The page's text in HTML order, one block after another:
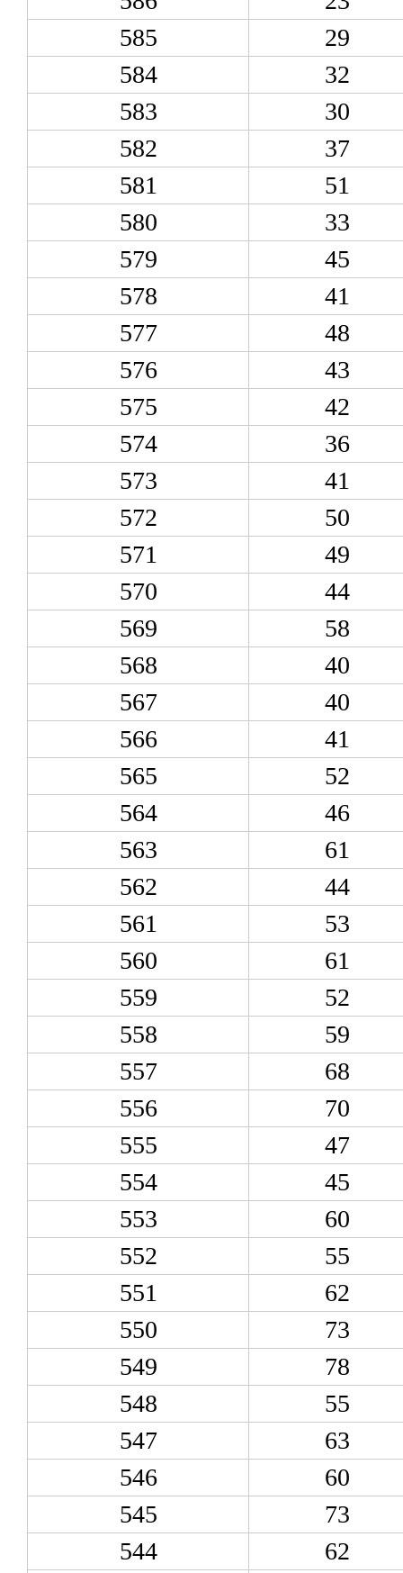
585
29
584
32
583
30
582
37
581
51
580
33
579
45
578
41
577
48
576
43
575
42
574
36
573
41
572
50
571
49
570
44
569
58
568
40
567
40
566
41
565
52
564
46
563
61
562
44
561
53
560
61
559
52
558
59
557
68
556
70
555
47
554
45
553
60
552
55
551
62
550
73
549
78
548
55
547
63
546
60
545
73
544
62